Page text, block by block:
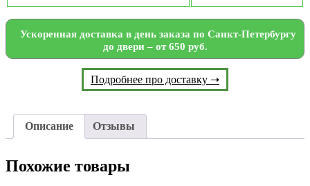
Ускоренная доставка в день заказа по Санкт-Петербургу
до двери – от 650 руб.
Подробнее про доставку ➝
Описание Отзывы
Похожие товары